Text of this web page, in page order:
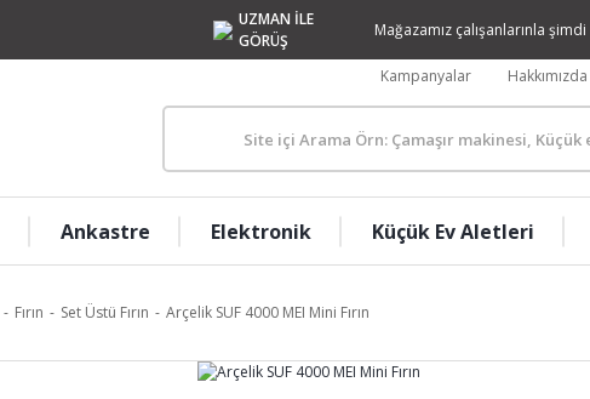
UZMAN İLE
GÖRÜŞ
Mağazamız çalışanlarınla şimdi
Kampanyalar Hakkımızda
Ankastre Elektronik Küçük Ev Aletleri
Fırın Set Üstü Fırın Arçelik SUF 4000 MEI Mini Fırın